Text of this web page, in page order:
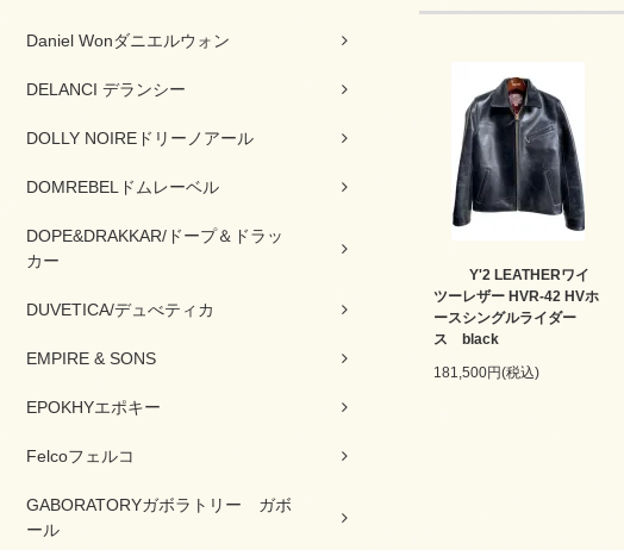
Daniel Wonダニエルウォン
DELANCI デランシー
DOLLY NOIREドリーノアール
DOMREBELドムレーベル
DOPE&DRAKKAR/ドープ＆ドラッ
カー
DUVETICA/デュべティカ
EMPIRE & SONS
EPOKHYエポキー
Felcoフェルコ
GABORATORYガボラトリー ガボ
ール
Y'2 LEATHERワイ
ツーレザー HVR-42 HVホ
ースシングルライダー
ス black
181,500円(税込)